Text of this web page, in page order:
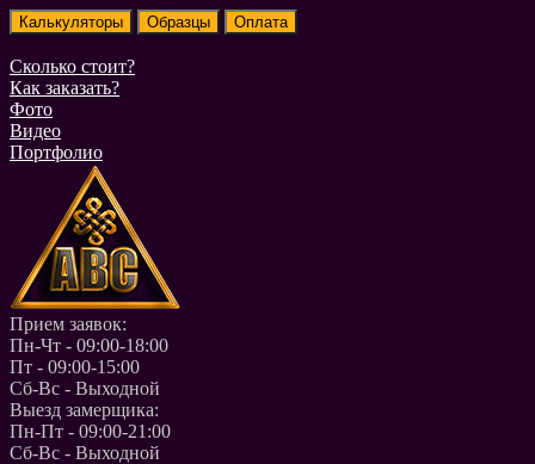
Сколько стоит?
Как заказать?
Фото
Видео
Портфолио
Прием заявок:
Пн-Чт - 09:00-18:00
Пт - 09:00-15:00
Сб-Вс - Выходной
Выезд замерщика:
Пн-Пт - 09:00-21:00
Сб-Вс - Выходной